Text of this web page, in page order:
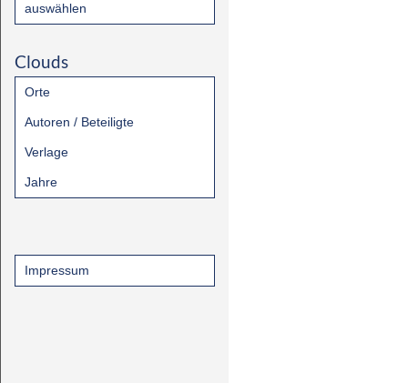
auswählen
Clouds
Orte
Autoren / Beteiligte
Verlage
Jahre
Impressum